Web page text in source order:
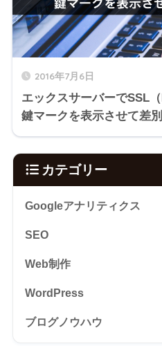
2016年7月6日
エックスサーバーでSSL
鍵マークを表示させて差
カテゴリー
Googleアナリティクス
SEO
Web制作
WordPress
ブログノウハウ